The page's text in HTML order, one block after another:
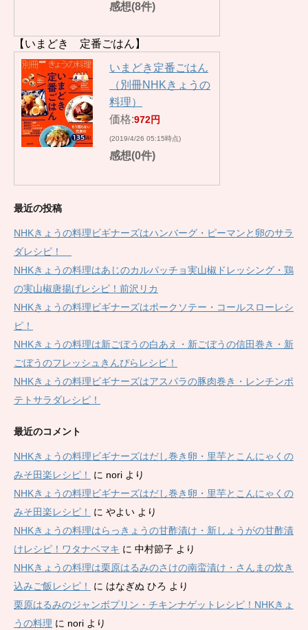
感想(8件)
【いまどき 定番ごはん】
いまどき定番ごはん
（別冊NHKきょうの
料理）
価格:972円
(2019/4/26 05:15時点)
感想(0件)
最近の投稿
NHKきょうの料理ビギナーズはハンバーグ・ピーマンと卵のサラ
ダレシピ！
NHKきょうの料理はあじのカルパッチョ実山椒ドレッシング・鶏
の実山椒唐揚げレシピ！前沢リカ
NHKきょうの料理ビギナーズはポークソテー・コールスローレシ
ピ！
NHKきょうの料理は新ごぼうの白あえ・新ごぼうの信田巻き・新
ごぼうのフレッシュきんぴらレシピ！
NHKきょうの料理ビギナーズはアスパラの豚肉巻き・レンチンポ
テトサラダレシピ！
最近のコメント
NHKきょうの料理ビギナーズはだし巻き卵・里芋とこんにゃくの
みそ田楽レシピ！
に nori より
NHKきょうの料理ビギナーズはだし巻き卵・里芋とこんにゃくの
みそ田楽レシピ！
に やよい より
NHKきょうの料理はらっきょうの甘酢漬け・新しょうがの甘酢漬
けレシピ！ワタナベマキ に 中村節子 より
NHKきょうの料理は栗原はるみのさけの南蛮漬け・さんまの炊き
込みご飯レシピ！
に はなぎぬ ひろ より
栗原はるみのジャンボプリン・チキンナゲットレシピ！NHKきょ
うの料理 に nori より